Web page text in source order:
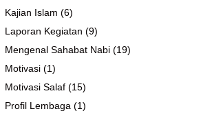
Kajian Islam (6)
Laporan Kegiatan (9)
Mengenal Sahabat Nabi (19)
Motivasi (1)
Motivasi Salaf (15)
Profil Lembaga (1)